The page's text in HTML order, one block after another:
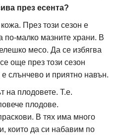
през есента?
През този сезон е
по-малко мазните храни. В
месо. Да се избягва
още през този сезон
слънчево и приятно навън.
на плодовете. Т.е.
плодове.
В тях има много
които да си набавим по